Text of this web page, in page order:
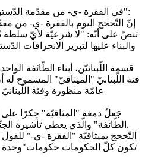
2- في الفقرة -ي- من مقدّمة الدّستور واللّعب بمفهوم "الميثاقيّة":
تنصّ على أنّه: "لا شرعيّة لأيّ سلطة
والبناء عليها لتبرير الانحرافات
فئة اللّبنانيّ "الميثاقيّ" المسموح له
عامّة منظورة وفئة
الطّائفة" والّذي يعطي تأشيرة الجنّة وبركة "الميثاقيّة" أو يحجبهما.
تكون كلّ الحكومات حكومات"وحدة